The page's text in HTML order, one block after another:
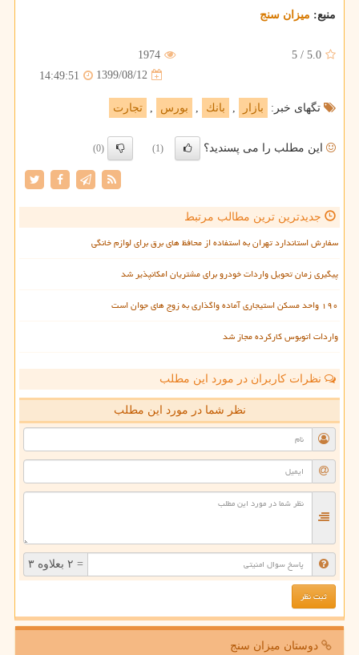
منبع: میزان سنج
5.0
/
5
1974
1399/08/12
14:49:51
تگهای خبر: بازار , بانك , بورس , تجارت
این مطلب را می پسندید؟ (1)
(0)
جدیدترین ترین مطالب مرتبط
سفارش استاندارد تهران به استفاده از محافظ های برق برای لوازم خانگی
پیگیری زمان تحویل واردات خودرو برای مشتریان امکانپذیر شد
۱۹۰ واحد مسکن استیجاری آماده واگذاری به زوج های جوان است
واردات اتوبوس کارکرده مجاز شد
نظرات کاربران در مورد این مطلب
نظر شما در مورد این مطلب
= ۲ بعلاوه ۳
دوستان میزان سنج